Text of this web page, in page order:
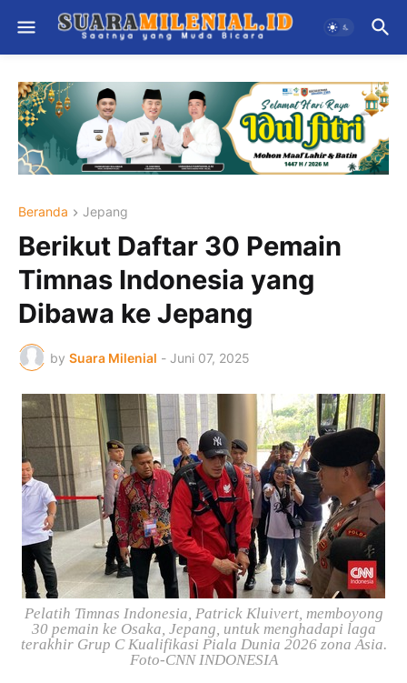
Beranda Jepang
Berikut Daftar 30 Pemain
Timnas Indonesia yang
Dibawa ke Jepang
by Suara Milenial - Juni 07, 2025
Pelatih Timnas Indonesia, Patrick Kluivert, memboyong
30 pemain ke Osaka, Jepang, untuk menghadapi laga
terakhir Grup C Kualifikasi Piala Dunia 2026 zona Asia.
Foto-CNN INDONESIA